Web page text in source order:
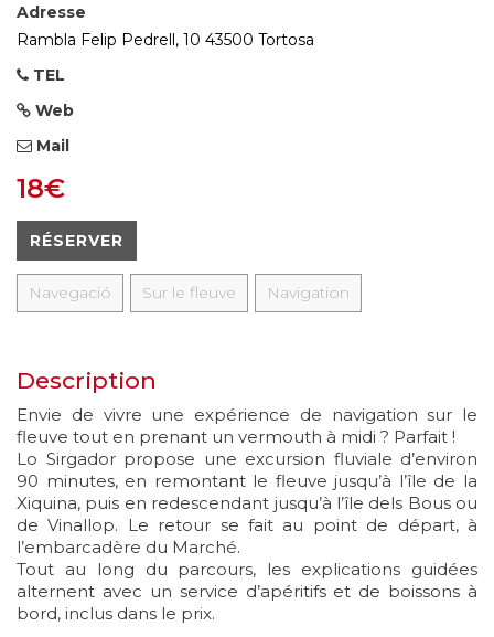
Adresse
Rambla Felip Pedrell, 10 43500 Tortosa
TEL
Web
Mail
18€
RÉSERVER
Navegació Sur le fleuve Navigation
Description
Envie de vivre une expérience de navigation sur le
fleuve tout en prenant un vermouth à midi ? Parfait !
Lo Sirgador propose une excursion fluviale d’environ
90 minutes, en remontant le fleuve jusqu’à l’île de la
Xiquina, puis en redescendant jusqu’à l’île dels Bous ou
de Vinallop. Le retour se fait au point de départ, à
l’embarcadère du Marché.
Tout au long du parcours, les explications guidées
alternent avec un service d’apéritifs et de boissons à
bord, inclus dans le prix.